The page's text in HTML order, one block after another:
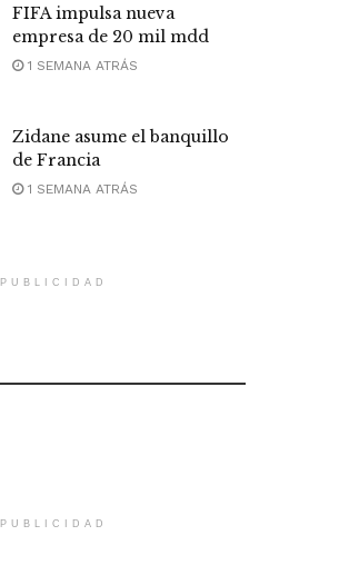
FIFA impulsa nueva
empresa de 20 mil mdd
1 SEMANA ATRÁS
Zidane asume el banquillo
de Francia
1 SEMANA ATRÁS
PUBLICIDAD
PUBLICIDAD